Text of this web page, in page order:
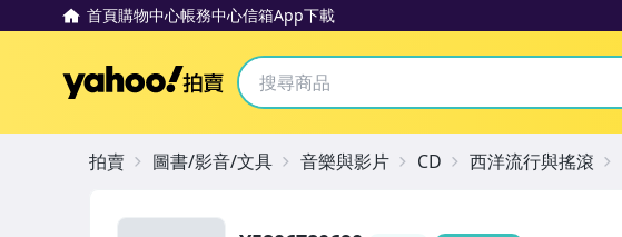
首頁購物中心帳務中心信箱App下載
Yahoo拍賣
拍賣 圖書/影音/文具 音樂與影片 CD 西洋流行與搖滾